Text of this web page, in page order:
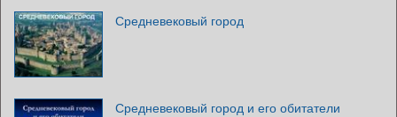
Средневековый город
Средневековый город и его обитатели